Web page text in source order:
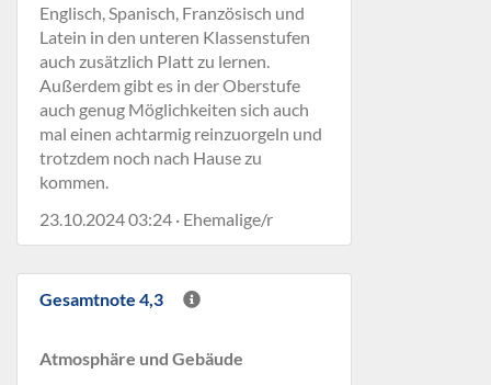
Englisch, Spanisch, Französisch und
Latein in den unteren Klassenstufen
auch zusätzlich Platt zu lernen.
Außerdem gibt es in der Oberstufe
auch genug Möglichkeiten sich auch
mal einen achtarmig reinzuorgeln und
trotzdem noch nach Hause zu
kommen.
23.10.2024 03:24 · Ehemalige/r
Gesamtnote 4,3
Atmosphäre und Gebäude